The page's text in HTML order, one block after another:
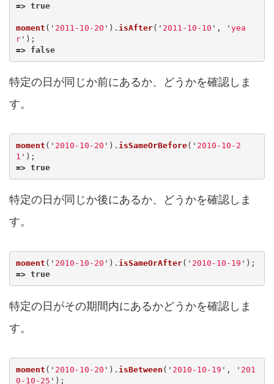
=> true
moment ( ' 2011-10-20 ' ). isAfter( ' 2011-10-10 ' , ' yea
r' );
=>
false
特定の日が同じか前にあるか、どうかを確認しま
す。
moment ( ' 2010-10-20 ' ). isSameOrBefore( ' 2010-10-2
1 ' );
=> true
特定の日が同じか後にあるか、どうかを確認しま
す。
moment ( ' 2010-10-20 ' ). isSameOrAfter( ' 2010-10-19 ' );
=> true
特定の日がその期間内にあるかどうかを確認しま
す。
moment ( ' 2010-10-20 ' ). isBetween ( ' 2010-10-19 ' , ' 201
0-10-25 ' );